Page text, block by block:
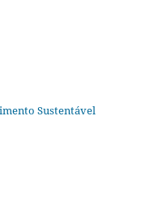
Sustentável